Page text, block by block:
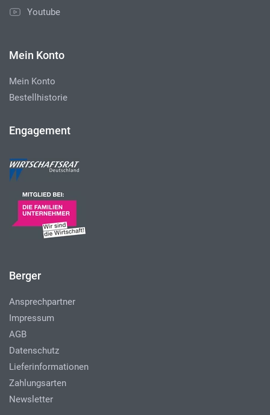
Youtube
Mein Konto
Mein Konto
Bestellhistorie
Engagement
Berger
Ansprechpartner
Impressum
AGB
Datenschutz
Lieferinformationen
Zahlungsarten
Newsletter